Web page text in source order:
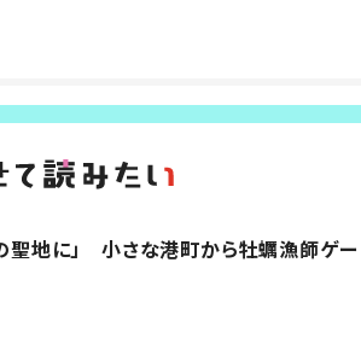
聖地に」 小さな港町から牡蠣漁師ゲー